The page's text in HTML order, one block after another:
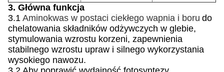
3. Główna funkcja
3.1 Aminokwas w postaci ciekłego wapnia i boru do
chelatowania składników odżywczych w glebie,
stymulowania wzrostu korzeni, zapewnienia
stabilnego wzrostu upraw i silnego wykorzystania
wysokiego nawozu.